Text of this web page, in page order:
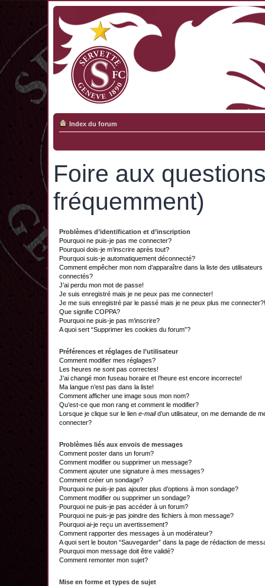
Index du forum
Foire aux
fréquemment)
Problèmes d’identification et d’inscription
Pourquoi ne puis-je pas me connecter?
Pourquoi dois-je m’inscrire après tout?
Pourquoi suis-je automatiquement déconnecté?
Comment empêcher mon nom d’apparaître dans la liste des utilisateurs
connectés?
J’ai perdu mon mot de passe!
Je suis enregistré mais je ne peux pas me connecter!
Je me suis enregistré par le passé mais je ne peux plus me connecter?!
Que signifie COPPA?
Pourquoi ne puis-je pas m’inscrire?
A quoi sert “Supprimer les cookies du forum”?
Préférences et réglages de l’utilisateur
Comment modifier mes réglages?
Les heures ne sont pas correctes!
J’ai changé mon fuseau horaire et l’heure est encore incorrecte!
Ma langue n’est pas dans la liste!
Comment afficher une image sous mon nom?
Qu’est-ce que mon rang et comment le modifier?
Lorsque je clique sur le lien e-maild’un utilisateur, on me demande de
connecter?
Problèmes liés aux envois de messages
Comment poster dans un forum?
Comment modifier ou supprimer un message?
Comment ajouter une signature à mes messages?
Comment créer un sondage?
Pourquoi ne puis-je pas ajouter plus d’options à mon sondage?
Comment modifier ou supprimer un sondage?
Pourquoi ne puis-je pas accéder à un forum?
Pourquoi ne puis-je pas joindre des fichiers à mon message?
Pourquoi ai-je reçu un avertissement?
Comment rapporter des messages à un modérateur?
A quoi sert le bouton “Sauvegarder” dans la page de rédaction de
Pourquoi mon message doit être validé?
Comment remonter mon sujet?
Mise en forme et types de sujet